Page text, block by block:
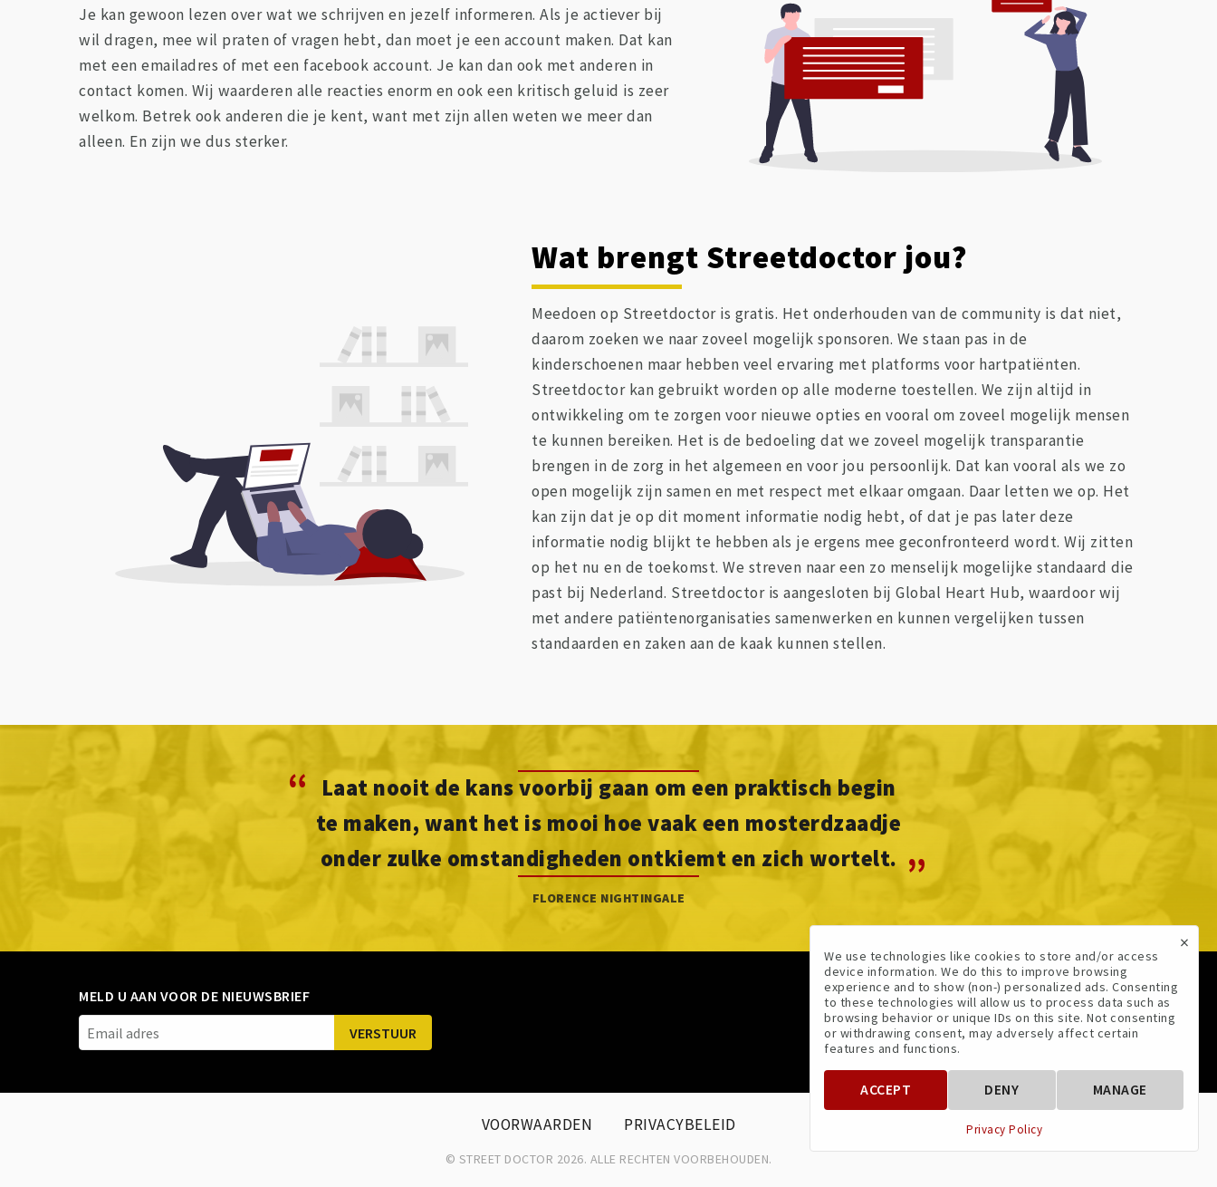
Je kan gewoon lezen over wat we schrijven en jezelf informeren. Als je actiever bij
wil dragen, mee wil praten of vragen hebt, dan moet je een account maken. Dat kan
met een emailadres of met een facebook account. Je kan dan ook met anderen in
contact komen. Wij waarderen alle reacties enorm en ook een kritisch geluid is zeer
welkom. Betrek ook anderen die je kent, want met zijn allen weten we meer dan
alleen. En zijn we dus sterker.
Wat brengt Streetdoctor jou?
Meedoen op Streetdoctor is gratis. Het onderhouden van de community is dat niet,
daarom zoeken we naar zoveel mogelijk sponsoren. We staan pas in de
kinderschoenen maar hebben veel ervaring met platforms voor hartpatiënten.
Streetdoctor kan gebruikt worden op alle moderne toestellen. We zijn altijd in
ontwikkeling om te zorgen voor nieuwe opties en vooral om zoveel mogelijk mensen
te kunnen bereiken. Het is de bedoeling dat we zoveel mogelijk transparantie
brengen in de zorg in het algemeen en voor jou persoonlijk. Dat kan vooral als we zo
open mogelijk zijn samen en met respect met elkaar omgaan. Daar letten we op. Het
kan zijn dat je op dit moment informatie nodig hebt, of dat je pas later deze
informatie nodig blijkt te hebben als je ergens mee geconfronteerd wordt. Wij zitten
op het nu en de toekomst. We streven naar een zo menselijk mogelijke standaard die
past bij Nederland. Streetdoctor is aangesloten bij Global Heart Hub, waardoor wij
met andere patiëntenorganisaties samenwerken en kunnen vergelijken tussen
standaarden en zaken aan de kaak kunnen stellen.
“
Laat nooit de kans voorbij gaan om een praktisch begin
te maken, want het is mooi hoe vaak een mosterdzaadje
onder zulke omstandigheden ontkiemt en zich wortelt. ”
FLORENCE NIGHTINGALE
MELD U AAN VOOR DE NIEUWSBRIEF VOLG ONS
VOORWAARDEN PRIVACYBELEID
© STREET DOCTOR 2026. ALLE RECHTEN VOORBEHOUDEN.
×
We use technologies like cookies to store and/or access
device information. We do this to improve browsing
experience and to show (non-) personalized ads. Consenting
to these technologies will allow us to process data such as
browsing behavior or unique IDs on this site. Not consenting
or withdrawing consent, may adversely affect certain
features and functions.
ACCEPT DENY MANAGE
Privacy Policy